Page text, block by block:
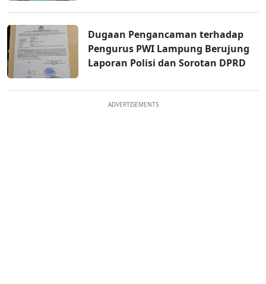
Dugaan Pengancaman terhadap
Pengurus PWI Lampung Berujung
Laporan Polisi dan Sorotan DPRD
ADVERTISEMENTS